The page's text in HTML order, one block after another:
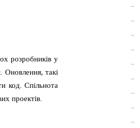
розробників у
Оновлення, такі
код. Спільнота
проектів.